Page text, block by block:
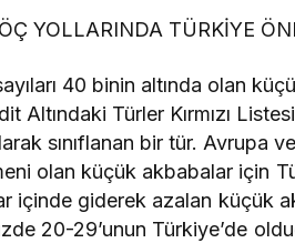
YOLLARINDA TÜRKİYE
40 binin altında olan
Altındaki Türler Kırmızı
sınıflanan bir tür. Avrupa
olan küçük akbabalar için
içinde giderek azalan küçük
20-29’unun Türkiye’de